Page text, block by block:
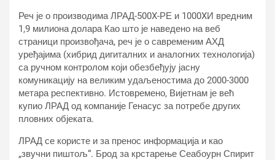
Реч је о производима ЛРАД-500X-РЕ и 1000XИ вредним
1,9 милиона долара Као што је наведено на веб
страници произвођача, реч је о савременим АХД
уређајима (хибрид дигиталних и аналогних технологија)
са ручном контролом који обезбеђују јасну
комуникацију на великим удаљеностима до 2000-3000
метара респективно. Истовремено, Вијетнам је већ
купио ЛРАД од компаније Генасyс за потребе других
пловних објеката.
ЛРАД се користе и за пренос информација и као
„звучни пиштољ“. Брод за крстарење Сеабоурн Спирит